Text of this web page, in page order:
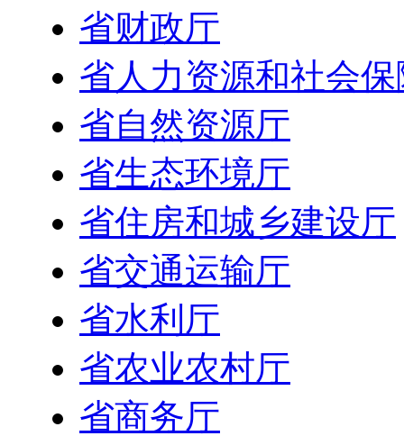
省财政厅
省人力资源和社会
省自然资源厅
省生态环境厅
省住房和城乡建设厅
省交通运输厅
省水利厅
省农业农村厅
省商务厅